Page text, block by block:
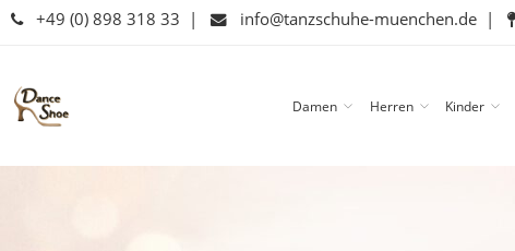
+49 (0) 898 318 33 | info@tanzschuhe-muenchen.de |
Damen Herren Kinder